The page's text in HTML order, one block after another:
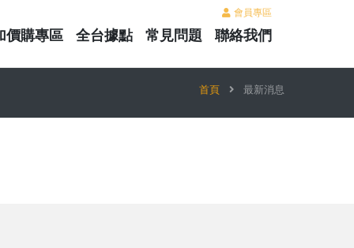
會員專區
價購專區 全台據點 常見問題 聯絡我們
首頁 最新消息